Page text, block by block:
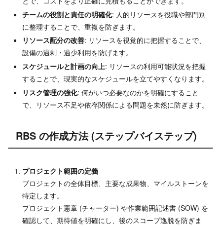
チームの役割と責任の明確化: 人的リソースを役職や部門別
に整理することで、重複を防ぎます。
リソース配分の改善: リソースを視覚的に把握することで、
設備の過剰・過少利用を防げます。
スケジュールと計画の向上: リソースの利用可能状況を把握
することで、現実的なスケジュールを立てやすくなります。
リスク管理の強化: 何がいつ必要なのかを明確にすること
で、リソース不足や依存関係による問題を未然に防ぎます。
RBS の作成方法 (ステップバイステップ)
プロジェクト範囲の定義
プロジェクトの全体目標、主要な成果物、マイルストーンを
特定します。
プロジェクト憲章 (チャーター) や作業範囲記述書 (SOW) を
確認して、期待値を明確にし、後のスコープ逸脱を防ぎま